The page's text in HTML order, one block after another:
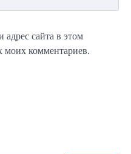
сайта в этом
моих комментариев.